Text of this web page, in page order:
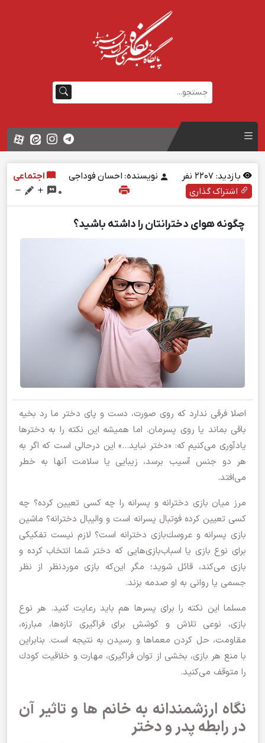
بازدید: نفر نویسنده: احسان فوداجی
اجتماعی
اشتراک گذاری
0
چگونه هوای دخترانتان را داشته باشید؟
اصلا فرقی ندارد كه روی صورت، دست و پای دختر ما رد بخیه
باقی بماند یا روی پسرمان. اما همیشه این نكته را به دخترها
یادآوری می‌كنیم كه: «دختر نباید…» این درحالی است كه اگر به
هر دو جنس آسیب برسد،‌ زیبایی یا سلامت آنها به خطر
می‌افتد.
مرز میان بازی دخترانه و پسرانه را چه كسی تعیین كرده؟ چه
كسی تعیین كرده فوتبال پسرانه است و والیبال دخترانه؟ ماشین
بازی پسرانه و عروسك‌بازی دخترانه است؟ لازم نیست تفكیكی
برای نوع بازی یا اسباب‌بازی‌هایی كه دختر شما انتخاب كرده و
بازی می‌كند، قائل شوید؛ مگر این‌كه بازی موردنظر از نظر
جسمی یا روانی به او صدمه بزند.
مسلما این نكته را برای پسرها هم باید رعایت كنید. هر نوع
بازی، نوعی تلاش و كوشش برای فراگیری تازه‌ها، مبارزه،
مقاومت،‌ حل كردن معماها و رسیدن به نتیجه است. بنابراین
با منع هر بازی،‌ بخشی از توان فراگیری، ‌مهارت و خلاقیت كودك
را متوقف می‌كنید.
نگاه ارزشمندانه به خانم ها و تاثیر آن
در رابطه پدر و دختر